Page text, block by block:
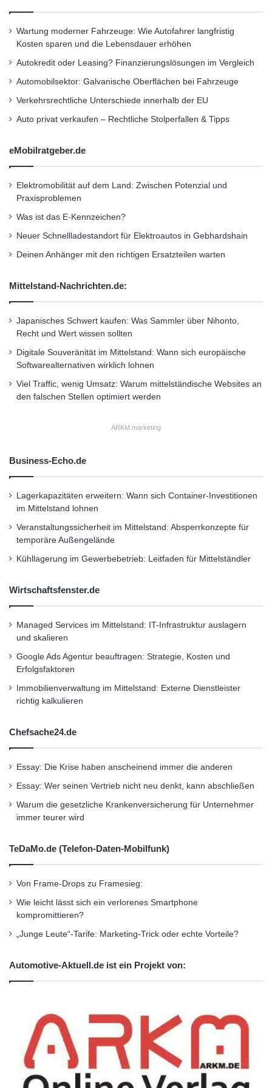
Neu entwickelte Juniorliga zielt auf
“Durch die Einführung der Juniorliga wollen wir
insbesondere die jüngeren Schülerinnen und
Schüler für den Bundeswettbewerb gewinnen”,
so Pohl. Aus diesem Grund erwarten die bis 16
einfacher als bisher zu lösen sind und somit
schneller zu ermutigenden Ergebnissen
führen.
Wichtige Partnerschaften, unter anderem mit
Hasso-Plattner-Institut und Google
nicht nur im IT-Sektor gesucht. Bedarf besteht
auch in anderen Zukunftsbranchen wie
Telekommunikation, Logistik, Energie oder
Biotechnologie. Das Potsdamer Hasso-
Plattner-Institut (HPI) unterstützt den
und Dortmund. “Wir freuen uns über die
Unterstützung aus Forschung, Wissenschaft
und Wirtschaft. Unsere Partner leisten durch
ihre Angebote für unsere Teilnehmerinnen und
Teilnehmer einen wichtigen Beitrag zum
Gelingen des Wettbewerbs. Das HPI etwa
richtet im kommenden Jahr die Finalrunde des
30. Bundeswettbewerbs aus, in der sich die
Allerbesten messen”, unterstreicht der BWINF-
Vom Biber zur Olympiade:
Nachwuchsförderung und
Informatik in erster Linie an junge Menschen
richtet, die bereits über erste Vorkenntnisse
verfügen, zielt der Informatik-Biber auf die
breite Masse an Schülerinnen und Schülern
der Jahrgangsstufen 5 bis 13 ab. “Im
vergangenen Jahr haben deutschlandweit rund
120.000 junge Menschen am Informatik-Biber
Problemstellungen im Vordergrund, sondern
spannende Aufgaben, die die Faszination
Während die Teilnehmerinnen und Teilnehmer
des Informatik-Bibers auf diese Weise
Geschmack am Thema Informatik finden
Wartung moderner Fahrzeuge: Wie Autofahrer langfristig
Kosten sparen und die Lebensdauer erhöhen
Autokredit oder Leasing? Finanzierungslösungen im Vergleich
Automobilsektor: Galvanische Oberflächen bei Fahrzeuge
Verkehrsrechtliche Unterschiede innerhalb der EU
Auto privat verkaufen – Rechtliche Stolperfallen & Tipps
eMobilratgeber.de
Elektromobilität auf dem Land: Zwischen Potenzial und
Praxisproblemen
Was ist das E-Kennzeichen?
Neuer Schnellladestandort für Elektroautos in Gebhardshain
Deinen Anhänger mit den richtigen Ersatzteilen warten
Mittelstand-Nachrichten.de:
Japanisches Schwert kaufen: Was Sammler über Nihonto,
Recht und Wert wissen sollten
Digitale Souveränität im Mittelstand: Wann sich europäische
Softwarealternativen wirklich lohnen
Viel Traffic, wenig Umsatz: Warum mittelständische Websites an
den falschen Stellen optimiert werden
ARKM.marketing
Business-Echo.de
Lagerkapazitäten erweitern: Wann sich Container-Investitionen
im Mittelstand lohnen
Veranstaltungssicherheit im Mittelstand: Absperrkonzepte für
temporäre Außengelände
Kühllagerung im Gewerbebetrieb: Leitfaden für Mittelständler
Wirtschaftsfenster.de
Managed Services im Mittelstand: IT-Infrastruktur auslagern
und skalieren
Google Ads Agentur beauftragen: Strategie, Kosten und
Erfolgsfaktoren
Immobilienverwaltung im Mittelstand: Externe Dienstleister
richtig kalkulieren
Chefsache24.de
Essay: Die Krise haben anscheinend immer die anderen
Essay: Wer seinen Vertrieb nicht neu denkt, kann abschließen
Warum die gesetzliche Krankenversicherung für Unternehmer
immer teurer wird
TeDaMo.de (Telefon-Daten-Mobilfunk)
Von Frame-Drops zu Framesieg:
Wie leicht lässt sich ein verlorenes Smartphone
kompromittieren?
„Junge Leute“-Tarife: Marketing-Trick oder echte Vorteile?
Automotive-Aktuell.de ist ein Projekt von: